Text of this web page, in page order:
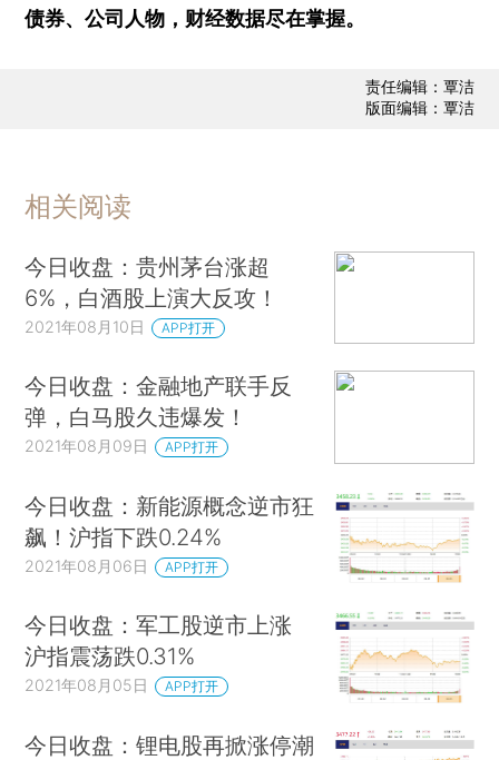
债券、公司人物，财经数据尽在掌握。
责任编辑：覃洁
版面编辑：覃洁
相关阅读
今日收盘：贵州茅台涨超
6%，白酒股上演大反攻！
2021年08月10日 APP打开
今日收盘：金融地产联手反
弹，白马股久违爆发！
2021年08月09日 APP打开
今日收盘：新能源概念逆市狂
飙！沪指下跌0.24%
2021年08月06日 APP打开
今日收盘：军工股逆市上涨
沪指震荡跌0.31%
2021年08月05日 APP打开
今日收盘：锂电股再掀涨停潮